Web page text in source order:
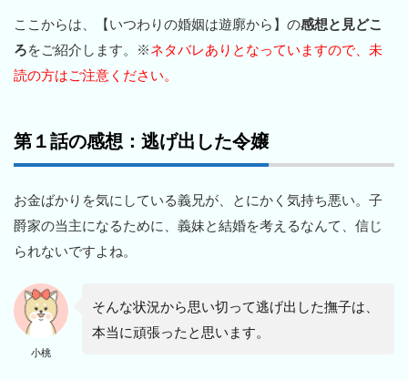
ここからは、【いつわりの婚姻は遊廓から】の感想と見どこ
ろをご紹介します。※ネタバレありとなっていますので、未
読の方はご注意ください。
第１話の感想：逃げ出した令嬢
お金ばかりを気にしている義兄が、とにかく気持ち悪い。子
爵家の当主になるために、義妹と結婚を考えるなんて、信じ
られないですよね。
小桃
そんな状況から思い切って逃げ出した撫子は、
本当に頑張ったと思います。